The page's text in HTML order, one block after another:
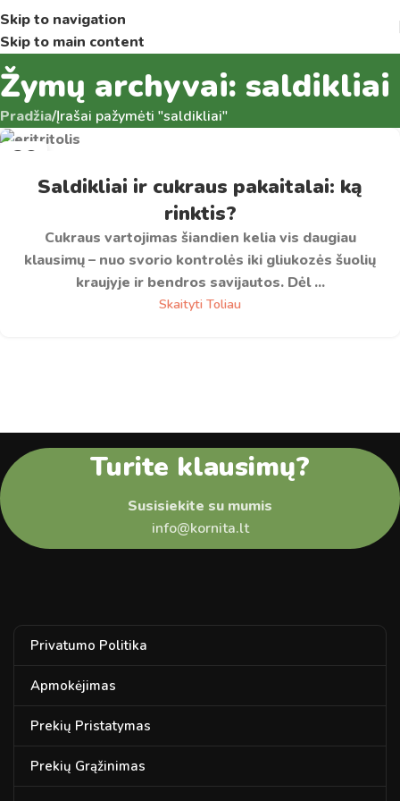
Skip to navigation
Skip to main content
Žymų archyvai: saldikliai
Pradžia/Įrašai pažymėti "saldikliai"
26
Saldikliai ir cukraus pakaitalai: ką
rinktis?
Cukraus vartojimas šiandien kelia vis daugiau
klausimų – nuo svorio kontrolės iki gliukozės šuolių
kraujyje ir bendros savijautos. Dėl ...
Skaityti Toliau
Turite klausimų?
Susisiekite su mumis
info@kornita.lt
Privatumo Politika
Apmokėjimas
Prekių Pristatymas
Prekių Grąžinimas